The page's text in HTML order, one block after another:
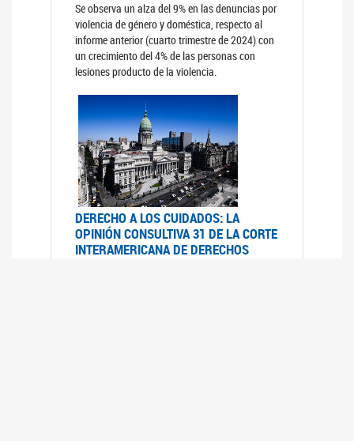
Se observa un alza del 9% en las denuncias por
violencia de género y doméstica, respecto al
informe anterior (cuarto trimestre de 2024) con
un crecimiento del 4% de las personas con
lesiones producto de la violencia.
DERECHO A LOS CUIDADOS: LA
OPINIÓN CONSULTIVA 31 DE LA CORTE
INTERAMERICANA DE DERECHOS